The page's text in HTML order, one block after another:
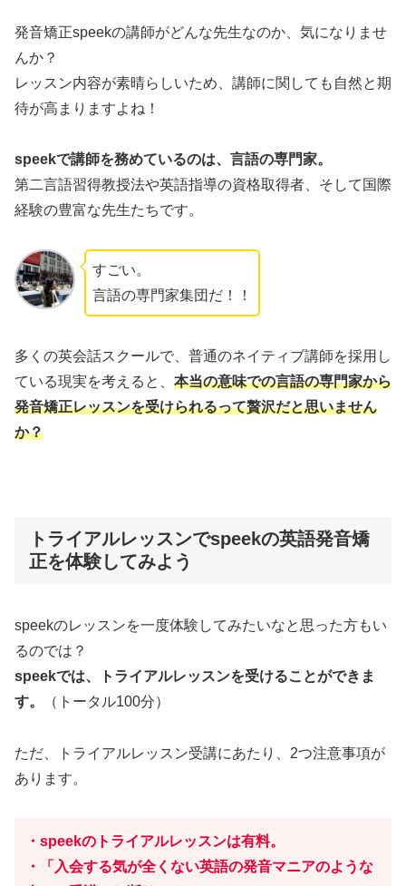
発音矯正speekの講師がどんな先生なのか、気になりませ
んか？
レッスン内容が素晴らしいため、講師に関しても自然と期
待が高まりますよね！
speekで講師を務めているのは、言語の専門家。
第二言語習得教授法や英語指導の資格取得者、そして国際
経験の豊富な先生たちです。
すごい。
言語の専門家集団だ！！
多くの英会話スクールで、普通のネイティブ講師を採用し
ている現実を考えると、 本当の意味での言語の専門家から
発音矯正レッスンを受けられるって贅沢だと思いません
か？
トライアルレッスンでspeekの英語発音矯
正を体験してみよう
speekのレッスンを一度体験してみたいなと思った方もい
るのでは？
speekでは、トライアルレッスンを受けることができま
す。
（トータル100分）
ただ、トライアルレッスン受講にあたり、2つ注意事項が
あります。
・speekのトライアルレッスンは有料。
・「入会する気が全くない英語の発音マニアのような